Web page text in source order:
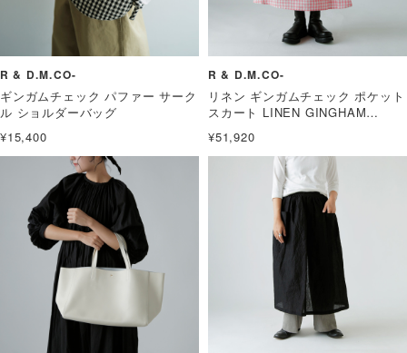
R & D.M.CO-
ギンガムチェック パファー サーク
ル ショルダーバッグ
¥15,400
R & D.M.CO-
リネン ギンガムチェック ポケット
スカート LINEN GINGHAM
¥51,920